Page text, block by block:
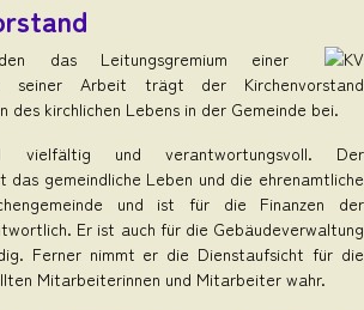
das Leitungsgremium einer
seiner Arbeit trägt der Kirchenvorstand
des kirchlichen Lebens in der Gemeinde bei.
vielfältig und verantwortungsvoll. Der
das gemeindliche Leben und die ehrenamtliche
und ist für die Finanzen der
Er ist auch für die Gebäudeverwaltung
Ferner nimmt er die Dienstaufsicht für die
Mitarbeiterinnen und Mitarbeiter wahr.